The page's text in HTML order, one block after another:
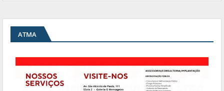
ATMA